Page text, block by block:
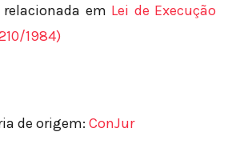
relacionada em Lei de Execução
1984)
de origem: ConJur